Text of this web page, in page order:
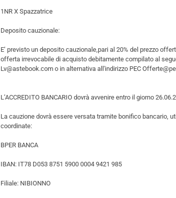
1NR X Spazzatrice
Deposito cauzionale:
E’ previsto un deposito cauzionale,pari al 20% del prezzo
offerta irrevocabile di acquisto debitamente compilato al
Lv@astebook.com o in alternativa all'indirizzo PEC
L’ACCREDITO BANCARIO dovrà avvenire entro il giorno
La cauzione dovrà essere versata tramite bonifico bancario,
coordinate:
BPER BANCA
IBAN: IT78 D053 8751 5900 0004 9421 985
Filiale: NIBIONNO